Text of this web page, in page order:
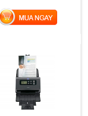
MUA NGAY